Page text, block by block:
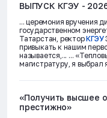
ВЫПУСК КГЭУ -
... церемония вручения
государственном
Татарстан, ректорКГЭУ
привыкать к нашим
называется,... ...
магистратуру, я выбрал
«Получить высшее
престижно»